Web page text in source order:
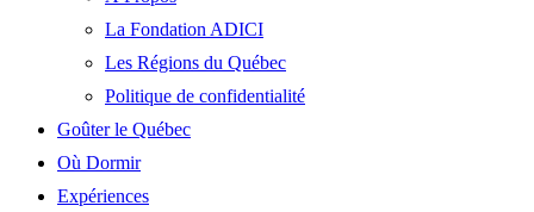
La Fondation ADICI
Les Régions du Québec
Politique de confidentialité
Goûter le Québec
Où Dormir
Expériences